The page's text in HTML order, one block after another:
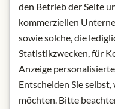
Kontakt:
83870
Signes/
* Wir bitten
abweichen
den Betrieb der Seite
kommerziellen
sowie solche, die
Statistikzwecken, für
Anzeige
Entscheiden Sie
möchten. Bitte